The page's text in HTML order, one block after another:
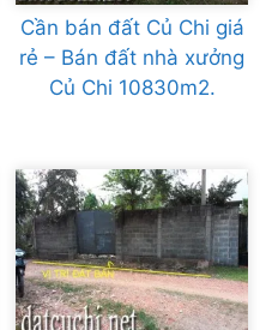
Cần bán đất Củ Chi giá
rẻ – Bán đất nhà xưởng
Củ Chi 10830m2.